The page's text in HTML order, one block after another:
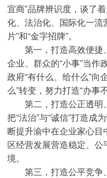
宜商”品牌辨识度，谈了
化、法治化、国际化一流
片”和“金字招牌”。
第一，打造高效便捷
企业、群众的“小事”当作
政府“有什么、给什么”向
么”转变，努力打造“办事
第二，打造公正透明
把“法治”与“诚信”打造成
断提升渝中在企业家心目
区经营发展营造稳定、
境。
第三，打造公平竞争